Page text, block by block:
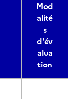
Mod
alité
s
d'év
alua
tion